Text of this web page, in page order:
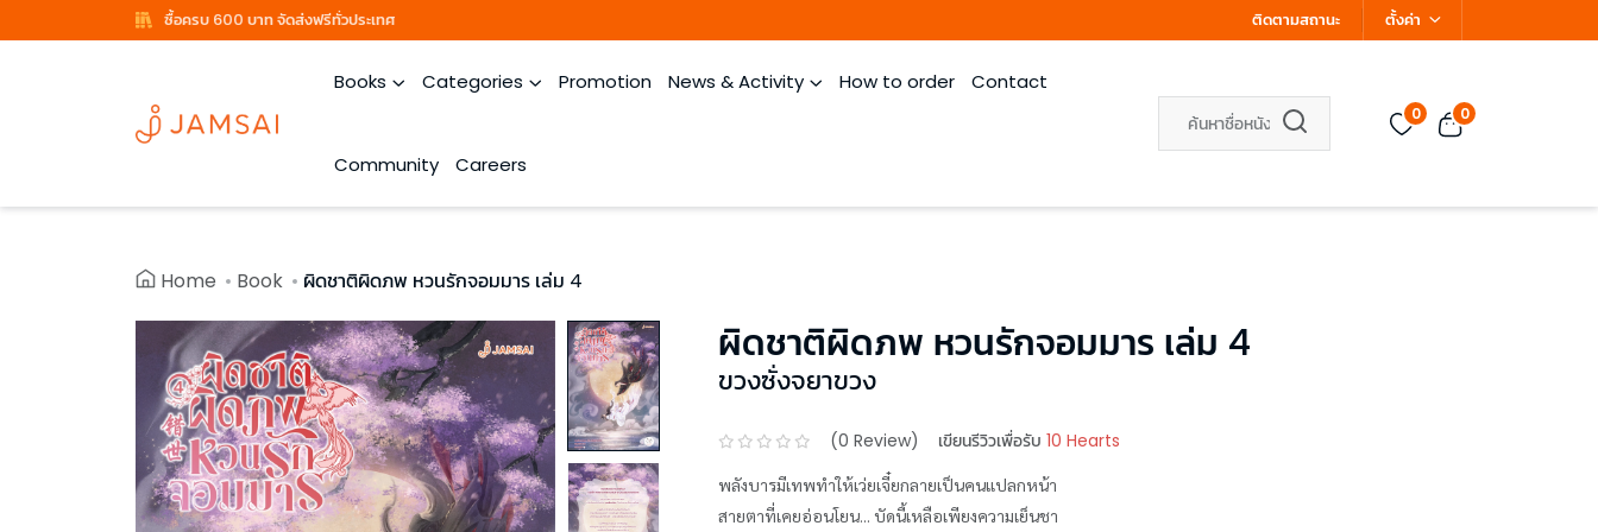
ซื้อครบ 600 บาท จัดส่งฟรีทั่วประเทศ ติดตามสถานะ ตั้งค่า
Books Categories Promotion News & Activity How to order Contact
Community Careers
0 0
Home Book ผิดชาติผิดภพ หวนรักจอมมาร เล่ม 4
ผิดชาติผิดภพ หวนรักจอมมาร เล่ม 4
ขวงซั่งจยาขวง
(0 Review) เขียนรีวิวเพื่อรับ 10 Hearts
พลังบารมีเทพทำให้เว่ยเจี๋ยกลายเป็นคนแปลกหน้า
สายตาที่เคยอ่อนโยน... บัดนี้เหลือเพียงความเย็นชา